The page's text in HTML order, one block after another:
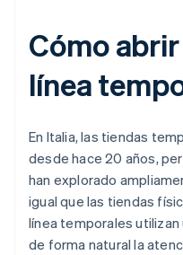
Cómo
línea
En Italia, las tiendas
desde hace 20 años,
han explorado
igual que las tiendas
línea temporales
de forma natural la